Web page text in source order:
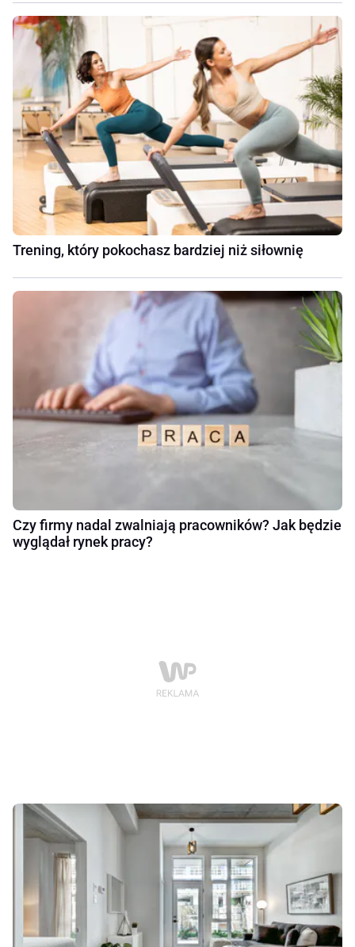
Trening, który pokochasz bardziej niż siłownię
Czy firmy nadal zwalniają pracowników? Jak będzie
wyglądał rynek pracy?